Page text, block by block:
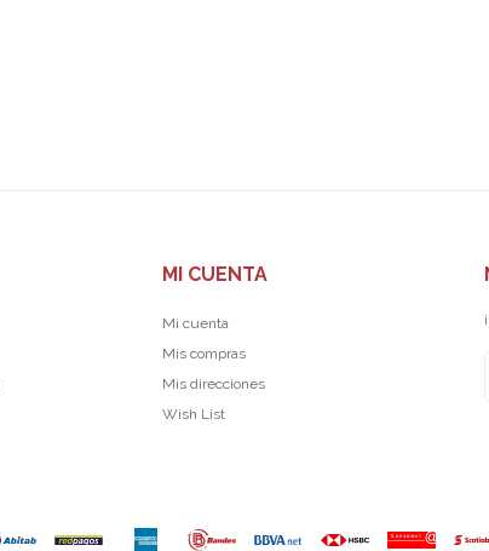
MI CUENTA
Mi cuenta
Mis compras
Mis direcciones
Wish List